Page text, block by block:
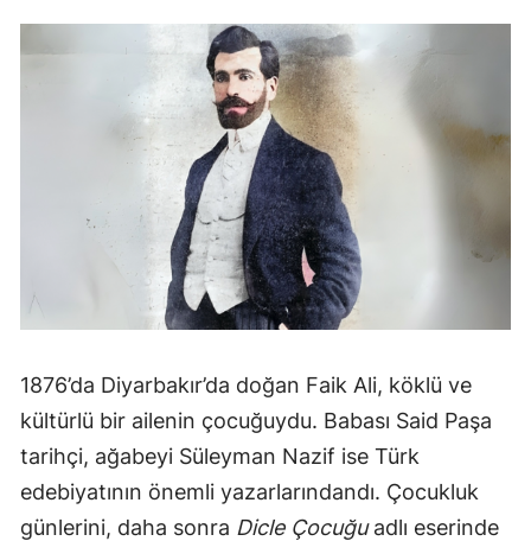
1876’da Diyarbakır’da doğan Faik Ali, köklü ve
kültürlü bir ailenin çocuğuydu. Babası Said Paşa
tarihçi, ağabeyi Süleyman Nazif ise Türk
edebiyatının önemli yazarlarındandı. Çocukluk
günlerini, daha sonra Dicle Çocuğuadlı eserinde